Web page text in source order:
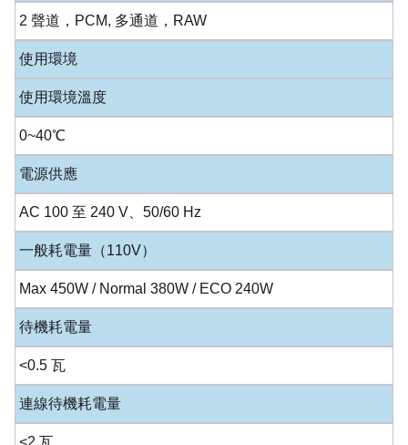
2 聲道，PCM, 多通道，RAW
使用環境
使用環境溫度
0~40℃
電源供應
AC 100 至 240 V、50/60 Hz
一般耗電量（110V）
Max 450W / Normal 380W / ECO 240W
待機耗電量
<0.5 瓦
連線待機耗電量
<2 瓦